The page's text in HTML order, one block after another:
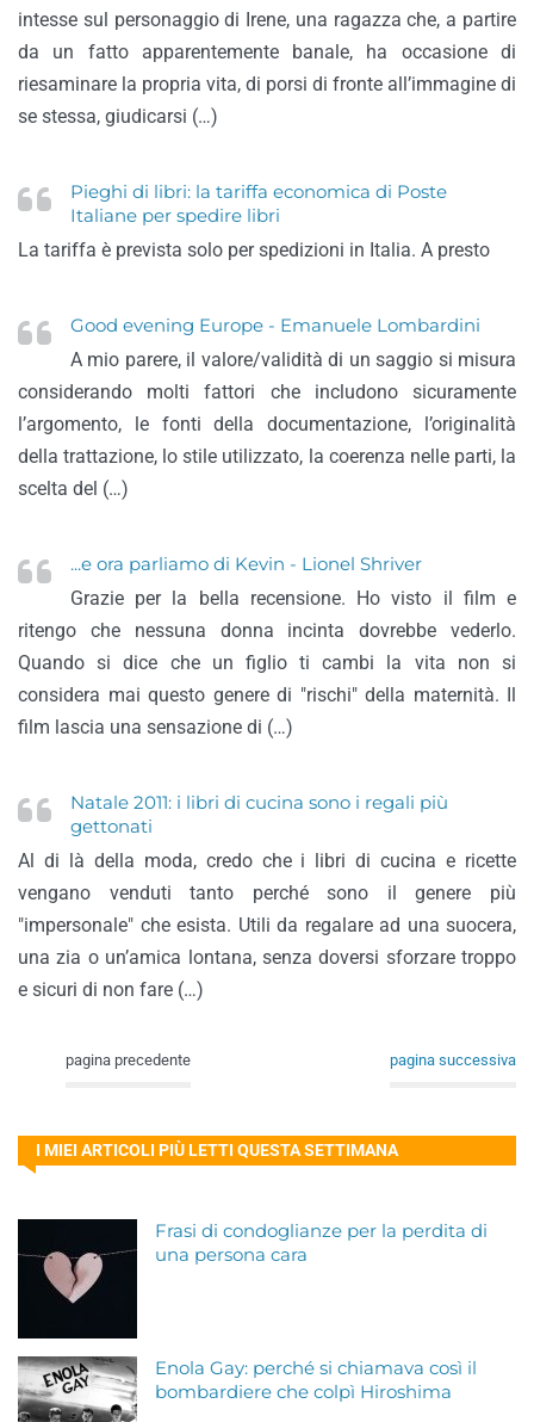
intesse sul personaggio di Irene, una ragazza che, a partire
da un fatto apparentemente banale, ha occasione di
riesaminare la propria vita, di porsi di fronte all’immagine di
se stessa, giudicarsi (…)
Pieghi di libri: la tariffa economica di Poste
Italiane per spedire libri
La tariffa è prevista solo per spedizioni in Italia. A presto
Good evening Europe - Emanuele Lombardini
A mio parere, il valore/validità di un saggio si misura
considerando molti fattori che includono sicuramente
l’argomento, le fonti della documentazione, l’originalità
della trattazione, lo stile utilizzato, la coerenza nelle parti, la
scelta del (…)
...e ora parliamo di Kevin - Lionel Shriver
Grazie per la bella recensione. Ho visto il film e
ritengo che nessuna donna incinta dovrebbe vederlo.
Quando si dice che un figlio ti cambi la vita non si
considera mai questo genere di "rischi" della maternità. Il
film lascia una sensazione di (…)
Natale 2011: i libri di cucina sono i regali più
gettonati
Al di là della moda, credo che i libri di cucina e ricette
vengano venduti tanto perché sono il genere più
"impersonale" che esista. Utili da regalare ad una suocera,
una zia o un’amica lontana, senza doversi sforzare troppo
e sicuri di non fare (…)
pagina precedente pagina successiva
I MIEI ARTICOLI PIÙ LETTI QUESTA SETTIMANA
Frasi di condoglianze per la perdita di
una persona cara
Enola Gay: perché si chiamava così il
bombardiere che colpì Hiroshima